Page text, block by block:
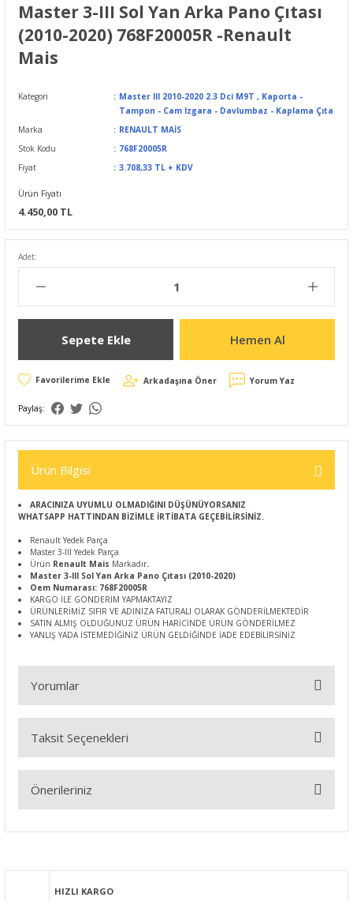
Master 3-III Sol Yan Arka Pano Çıtası
(2010-2020) 768F20005R -Renault
Mais
Kategori Master III 2010-2020 2.3 Dci M9T , Kaporta -
Tampon - Cam Izgara - Davlumbaz - Kaplama Çıta
Marka
RENAULT MAİS
Stok Kodu
768F20005R
Fiyat
3.708,33 TL + KDV
Ürün Fiyatı
4.450,00 TL
Adet:
Sepete Ekle Hemen Al
Arkadaşına Öner Yorum Yaz
Paylaş:
Ürün Bilgisi
ARACINIZA UYUMLU OLMADIĞINI DÜŞÜNÜYORSANIZ
WHATSAPP HATTINDAN BİZİMLE İRTİBATA GEÇEBİLİRSİNİZ.
Renault Yedek Parça
Master 3-III Yedek Parça
Ürün Renault Mais Markadır.
Master 3-III Sol Yan Arka Pano Çıtası (2010-2020)
Oem Numarası: 768F20005R
KARGO İLE GÖNDERİM YAPMAKTAYIZ
ÜRÜNLERİMİZ SIFIR VE ADINIZA FATURALI OLARAK GÖNDERİLMEKTEDİR
SATIN ALMIŞ OLDUĞUNUZ ÜRÜN HARİCİNDE ÜRÜN GÖNDERİLMEZ
YANLIŞ YADA İSTEMEDİĞİNİZ ÜRÜN GELDİĞİNDE İADE EDEBİLİRSİNİZ
Yorumlar
Bu ürüne ilk yorumu siz yapın!
Taksit Seçenekleri
Önerileriniz
Görüş ve önerileriniz için teşekkür ederiz.
HIZLI KARGO